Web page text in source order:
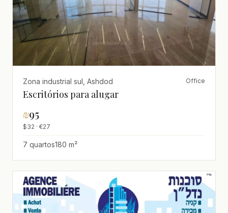
Zona industrial sul, Ashdod Office
Escritórios para alugar
₪95
$32 · €27
7 quartos180 m²